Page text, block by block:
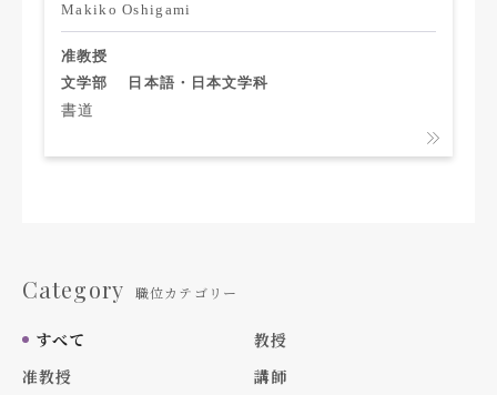
Makiko Oshigami
准教授
文学部
日本語・日本文学科
書道
Category 職位カテゴリー
すべて
教授
准教授
講師